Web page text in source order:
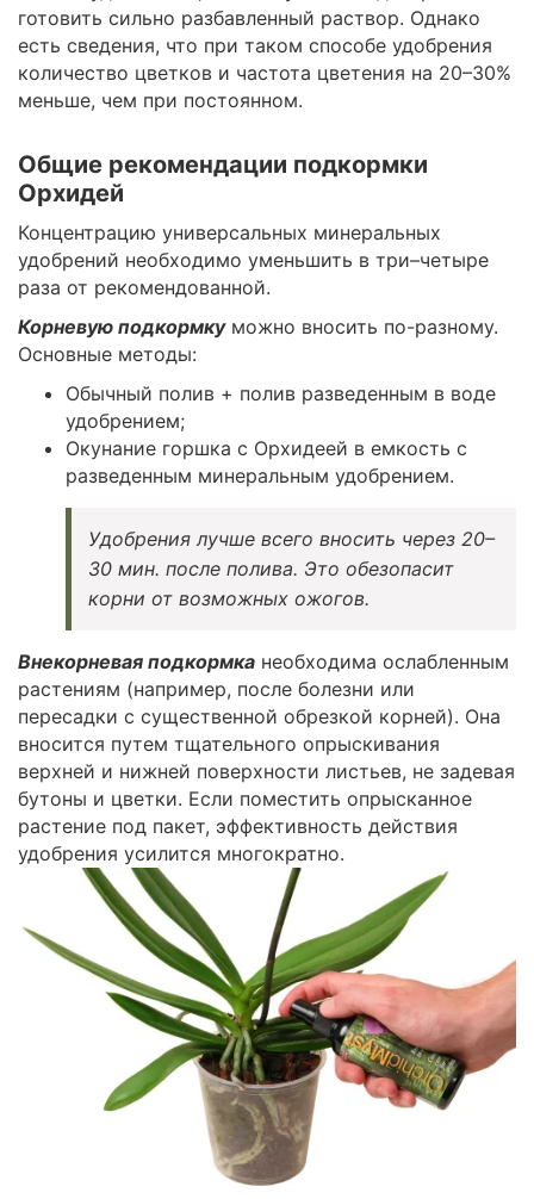
готовить сильно разбавленный раствор. Однако
есть сведения, что при таком способе удобрения
количество цветков и частота цветения на 20–30%
меньше, чем при постоянном.
Общие рекомендации подкормки
Орхидей
Концентрацию универсальных минеральных
удобрений необходимо уменьшить в три–четыре
раза от рекомендованной.
Корневую подкормкуможно вносить по-разному.
Основные методы:
Обычный полив + полив разведенным в воде
удобрением;
Окунание горшка с Орхидеей в емкость с
разведенным минеральным удобрением.
Удобрения лучше всего вносить через 20–
30 мин. после полива. Это обезопасит
корни от возможных ожогов.
Внекорневая подкормка необходима ослабленным
растениям (например, после болезни или
пересадки с существенной обрезкой корней). Она
вносится путем тщательного опрыскивания
верхней и нижней поверхности листьев, не задевая
бутоны и цветки. Если поместить опрысканное
растение под пакет, эффективность действия
удобрения усилится многократно.